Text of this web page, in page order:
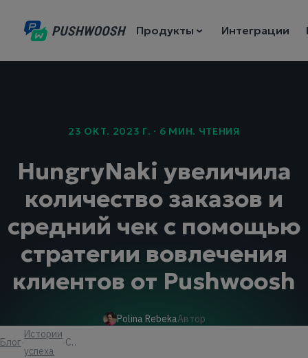
Продукты Интеграции
23 ОКТ. 2023 Г. · 6 МИН. ЧТЕНИЯ
HungryNaki увеличила
количество заказов и
средний чек с помощью
стратегии вовлечения
клиентов от Pushwoosh
Polina RebekaАвтор
Блог
Истории
успеха
Статья